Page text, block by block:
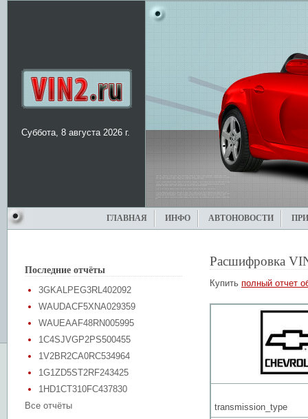
Суббота, 8 августа 2026 г.
ГЛАВНАЯ ИНФО АВТОНОВОСТИ
Последние отчёты
3GKALPEG3RL402092
WAUDACF5XNA029359
WAUEAAF48RN005995
1C4SJVGP2PS500455
1V2BR2CA0RC534964
1G1ZD5ST2RF243425
1HD1CT310FC437830
Все отчёты
Расшифровка
Купить полный отчет
transmission_type